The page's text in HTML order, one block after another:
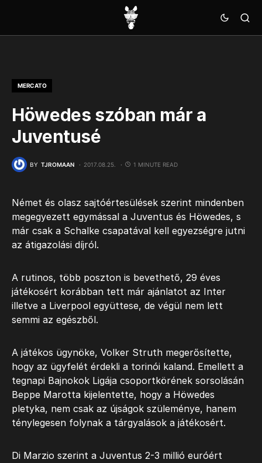
MERCATO
Höwedes szóban már a
Juventusé
BY TJROMAAN 2017.08.25. 1 MINUTE READ
Német és olasz sajtóértesülések szerint mindenben
megegyezett egymással a Juventus és Höwedes, s
már csak a Schalke csapatával kell egyezségre jutni
az átigazolási díjról.
A rutinos, több poszton is bevethető, 29 éves
játékosért korábban tett már ajánlatot az Inter
illetve a Liverpool együttese, de végül nem lett
semmi az egészből.
A játékos ügynöke, Volker Struth megerősítette,
hogy az ügyfelét érdekli a torinói kaland. Emellett a
tegnapi Bajnokok Ligája csoportkörének sorsolásán
Beppe Marotta kijelentette, hogy a Höwedes
pletyka, nem csak az újságok szüleménye, hanem
ténylegesen folynak a tárgyalások a játékosért.
Di Marzio szerint a Juventus 2-3 millió euróért